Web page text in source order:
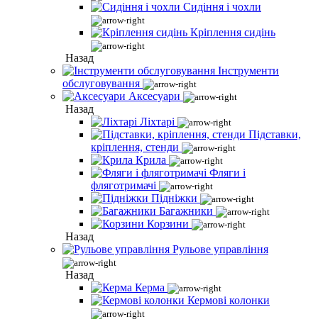
Сидіння і чохли
Кріплення сидінь
Назад
Інструменти
обслуговування
Аксесуари
Назад
Ліхтарі
Підставки,
кріплення, стенди
Крила
Фляги і
фляготримачі
Підніжки
Багажники
Корзини
Назад
Рульове управління
Назад
Керма
Кермові колонки